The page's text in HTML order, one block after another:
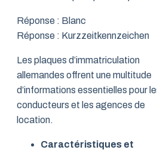
Réponse : Blanc
Réponse : Kurzzeitkennzeichen
Les plaques d’immatriculation
allemandes offrent une multitude
d’informations essentielles pour
conducteurs et les agences de
location.
Caractéristiques et